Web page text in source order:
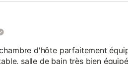
d'hôte parfaitement
salle de bain très bien